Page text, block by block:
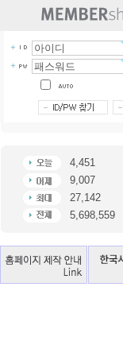
4,451
9,007
27,142
5,698,559